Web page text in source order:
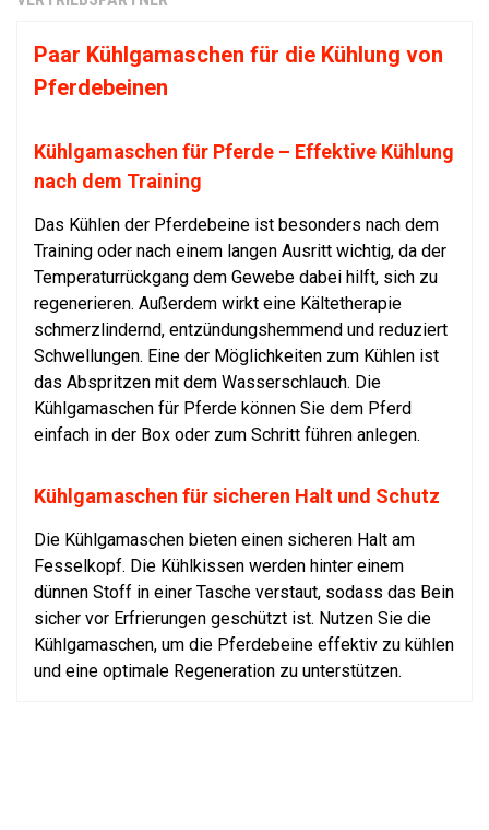
Paar Kühlgamaschen für die Kühlung von
Pferdebeinen
Kühlgamaschen für Pferde – Effektive Kühlung
nach dem Training
Das Kühlen der Pferdebeine ist besonders nach dem
Training oder nach einem langen Ausritt wichtig, da der
Temperaturrückgang dem Gewebe dabei hilft, sich zu
regenerieren. Außerdem wirkt eine Kältetherapie
schmerzlindernd, entzündungshemmend und reduziert
Schwellungen. Eine der Möglichkeiten zum Kühlen ist
das Abspritzen mit dem Wasserschlauch. Die
Kühlgamaschen für Pferde können Sie dem Pferd
einfach in der Box oder zum Schritt führen anlegen.
Kühlgamaschen für sicheren Halt und Schutz
Die Kühlgamaschen bieten einen sicheren Halt am
Fesselkopf. Die Kühlkissen werden hinter einem
dünnen Stoff in einer Tasche verstaut, sodass das Bein
sicher vor Erfrierungen geschützt ist. Nutzen Sie die
Kühlgamaschen, um die Pferdebeine effektiv zu kühlen
und eine optimale Regeneration zu unterstützen.